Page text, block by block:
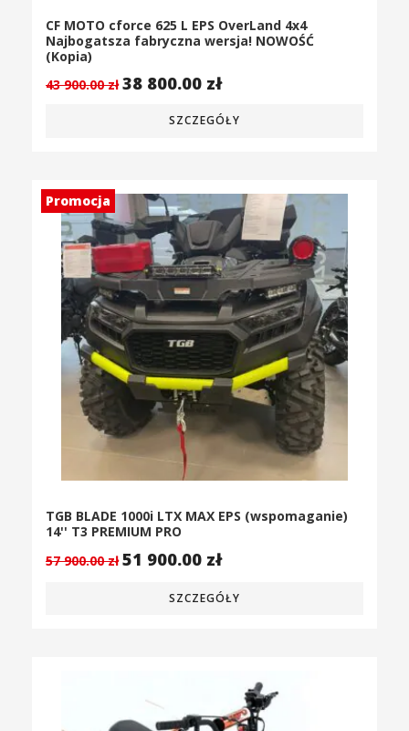
CF MOTO cforce 625 L EPS OverLand 4x4
Najbogatsza fabryczna wersja! NOWOŚĆ
(Kopia)
43 900.00zł 38 800.00 zł
SZCZEGÓŁY
Promocja
TGB BLADE 1000i LTX MAX EPS (wspomaganie)
14'' T3 PREMIUM PRO
57 900.00zł 51 900.00 zł
SZCZEGÓŁY